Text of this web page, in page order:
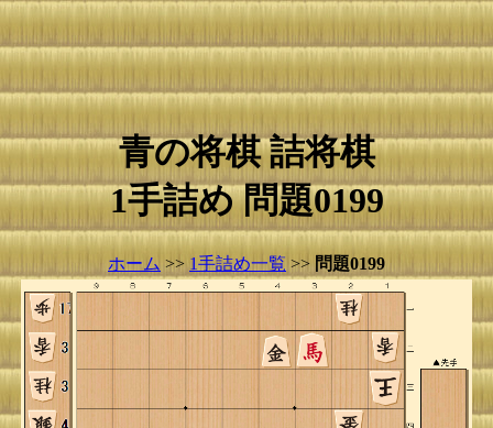
青の将棋 詰将棋
1手詰め 問題0199
ホーム >> 1手詰め一覧 >> 問題0199